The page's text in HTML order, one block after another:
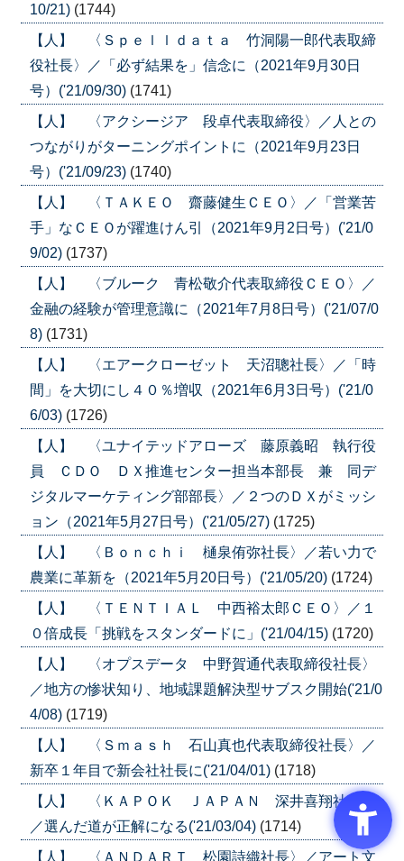
10/21) (1744)
【人】 〈Ｓｐｅｌｌｄａｔａ 竹洞陽一郎代表取締
役社長〉／「必ず結果を」信念に（2021年9月30日
号）('21/09/30) (1741)
【人】 〈アクシージア 段卓代表取締役〉／人との
つながりがターニングポイントに（2021年9月23日
号）('21/09/23) (1740)
【人】 〈ＴＡＫＥＯ 齋藤健生ＣＥＯ〉／「営業苦
手」なＣＥＯが躍進けん引（2021年9月2日号）('21/0
9/02) (1737)
【人】 〈ブルーク 青松敬介代表取締役ＣＥＯ〉／
金融の経験が管理意識に（2021年7月8日号）('21/07/0
8) (1731)
【人】 〈エアークローゼット 天沼聰社長〉／「時
間」を大切にし４０％増収（2021年6月3日号）('21/0
6/03) (1726)
【人】 〈ユナイテッドアローズ 藤原義昭 執行役
員 ＣＤＯ ＤＸ推進センター担当本部長 兼 同デ
ジタルマーケティング部部長〉／２つのＤＸがミッシ
ョン（2021年5月27日号）('21/05/27) (1725)
【人】 〈Ｂｏｎｃｈｉ 樋泉侑弥社長〉／若い力で
農業に革新を（2021年5月20日号）('21/05/20) (1724)
【人】 〈ＴＥＮＴＩＡＬ 中西裕太郎ＣＥＯ〉／１
０倍成長「挑戦をスタンダードに」('21/04/15) (1720)
【人】 〈オプスデータ 中野賀通代表取締役社長〉
／地方の惨状知り、地域課題解決型サブスク開始('21/0
4/08) (1719)
【人】 〈Ｓｍａｓｈ 石山真也代表取締役社長〉／
新卒１年目で新会社社長に('21/04/01) (1718)
【人】 〈ＫＡＰＯＫ ＪＡＰＡＮ 深井喜翔社長〉
／選んだ道が正解になる('21/03/04) (1714)
【人】 〈ＡＮＤＡＲＴ 松園詩織社長〉／アート文